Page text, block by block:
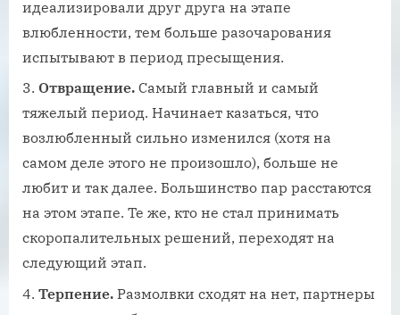
идеализировали друг друга на этапе
влюбленности, тем больше разочарования
испытывают в период пресыщения.
Отвращение. Самый главный и самый
тяжелый период. Начинает казаться, что
возлюбленный сильно изменился (хотя на
самом деле этого не произошло), больше не
любит и так далее. Большинство пар расстаются
на этом этапе. Те же, кто не стал принимать
скоропалительных решений, переходят на
следующий этап.
Терпение. Размолвки сходят на нет, партнеры